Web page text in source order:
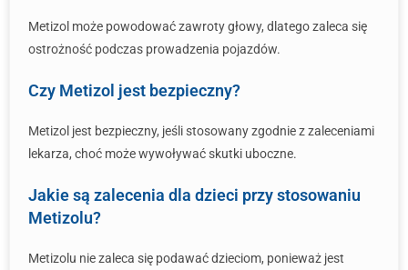
Metizol może powodować zawroty głowy, dlatego zaleca się
ostrożność podczas prowadzenia pojazdów.
Czy Metizol jest bezpieczny?
Metizol jest bezpieczny, jeśli stosowany zgodnie z zaleceniami
lekarza, choć może wywoływać skutki uboczne.
Jakie są zalecenia dla dzieci przy stosowaniu
Metizolu?
Metizolu nie zaleca się podawać dzieciom, ponieważ jest